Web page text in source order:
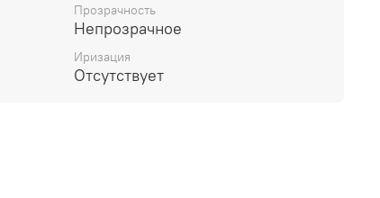
Прозрачность
Непрозрачное
Иризация
Отсутствует